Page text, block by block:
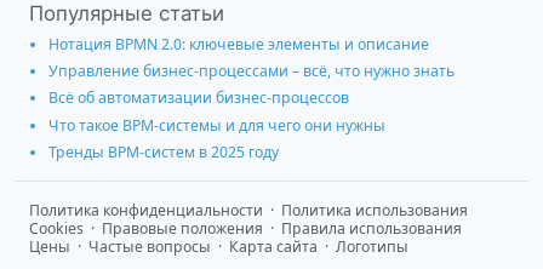
Популярные статьи
Нотация BPMN 2.0: ключевые элементы и описание
Управление бизнес-процессами – всё, что нужно знать
Всё об автоматизации бизнес-процессов
Что такое BPM-системы и для чего они нужны
Тренды BPM-систем в 2025 году
Политика конфиденциальности · Политика использования
Cookies · Правовые положения · Правила использования
Цены · Частые вопросы · Карта сайта · Логотипы